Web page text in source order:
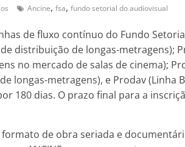
Ancine, fsa, fundo setorial do audiovisual
de fluxo contínuo do Fundo
distribuição de longas-metragens);
no mercado de salas de cinema);
longas-metragens), e Prodav (Linha
180 dias. O prazo final para a
de obra seriada e